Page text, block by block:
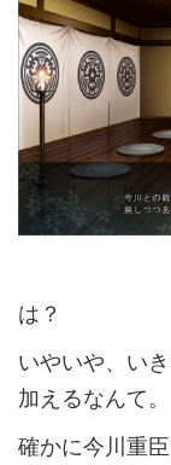
は？
いやいや、い
加えるなんて。
確かに今川重